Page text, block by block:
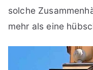
solche
mehr als eine